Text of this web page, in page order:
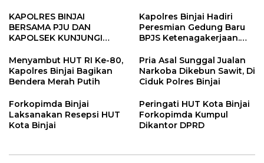
KAPOLRES BINJAI
BERSAMA PJU DAN
KAPOLSEK KUNJUNGI
BINJAI
Kapolres Binjai Hadiri
Peresmian Gedung Baru
BPJS Ketenagakerjaan.
Menyeluruh bagi Pekerja”
Menyambut HUT RI Ke-80,
Kapolres Binjai Bagikan
Bendera Merah Putih
Pria Asal Sunggal Jualan
Narkoba Dikebun Sawit, Di
Ciduk Polres Binjai
Forkopimda Binjai
Laksanakan Resepsi HUT
Kota Binjai
Peringati HUT Kota Binjai
Forkopimda Kumpul
Dikantor DPRD